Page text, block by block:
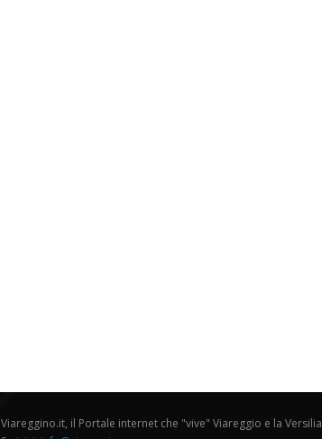
Viareggino.it, il Portale internet che "vive" Viareggio e la Versilia